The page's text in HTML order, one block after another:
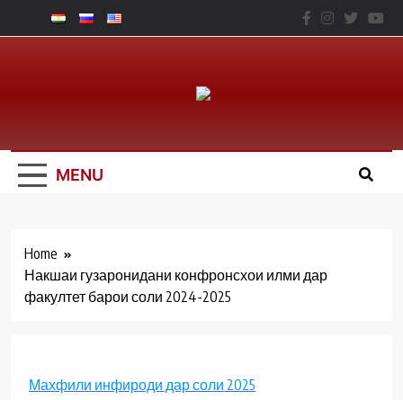
to
Юридический
Факальтет – ТНУ
MENU
Home
Накшаи гузаронидани конфронсхои илми дар
факултет барои соли 2024-2025
Махфили инфироди дар соли 2025